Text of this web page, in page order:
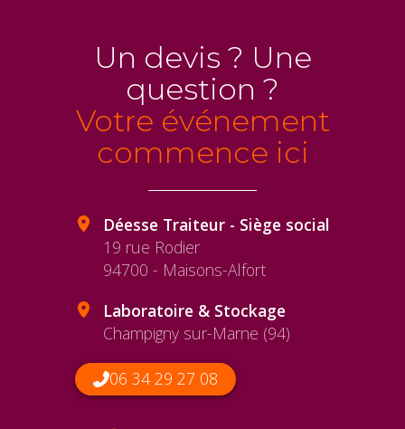
Un devis ? Une
question ?
Votre événement
commence ici
Déesse Traiteur - Siège social
19 rue Rodier
94700 - Maisons-Alfort
Laboratoire & Stockage
Champigny sur-Marne (94)
06 34 29 27 08